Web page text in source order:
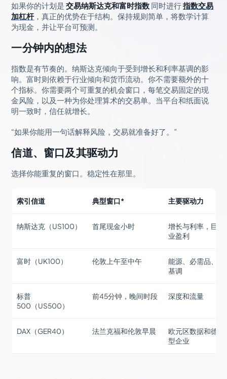
如果你的计划是交易纳斯达克和富时指数 同时进行指数交易
加杠杆，真正的优势在于结构。保持规则简单，将数学计算
为现金，并让平台可预测。
一分钟内的想法
指数是有节奏的。纳斯达克倾向于受到增长和利率基调的影
响。富时则依赖于行业倾向和货币流动。你不需要额外的十
个指标。你需要两个可重复的机会窗口，每笔交易固定的现
金风险，以及一种为你处理算术的交易单。当平台和纸面说
明一致时，信任就增长。
“如果你能用一句话解释风险，交易就准备好了。”
信道、窗口及其驱动力
选择你能重复的窗口。稳定性在那里。
索引信道 典型窗口* 主要驱动力
纳斯达克（US100） 首尾现金小时
增长与利率，巨头
业盈利
富时（UK100） 伦敦上午至中午
能源、必需品、英
基调
标普
500（US500）
前45分钟，晚间时段 深度和流量
DAX（GER40） 法兰克福和伦敦早晨
欧元区数据和德国
型企业